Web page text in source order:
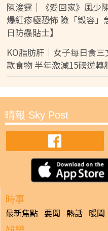
陳浚霆｜《愛回家》風少
爆紅疹極恐怖 險「毀容
日防蟲貼士】
KO脂肪肝｜女子每日食
款食物 半年激減15磅逆轉
晴報 Sky Post
時事
最新焦點 要聞 熱話 暖聞